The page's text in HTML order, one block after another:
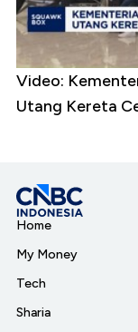
Video:
Utang Kereta
Home
My Money
Tech
Sharia